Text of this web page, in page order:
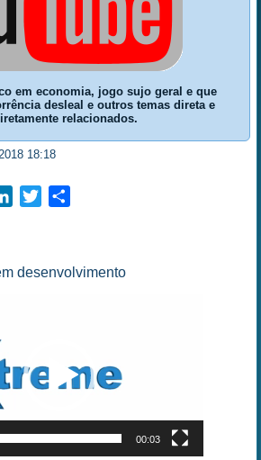
em economia, jogo sujo geral e que
desleal e outros temas direta e
relacionados.
18:18
LinkedInTwitter
desenvolvimento
00:03